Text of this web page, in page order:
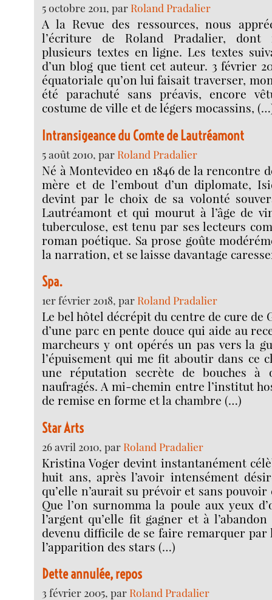
5 octobre 2011, par Roland Pradalier
A la Revue des ressources, nous
l’écriture de Roland Pradalier, dont
plusieurs textes en ligne. Les textes
d’un blog que tient cet auteur. 3 février
équatoriale qu’on lui faisait traverser,
été parachuté sans préavis, encore
costume de ville et de légers mocassins,
Intransigeance du Comte de Lautréamont
5 août 2010, par Roland Pradalier
Né à Montevideo en 1846 de la rencontre
mère et de l’embout d’un diplomate,
devint par le choix de sa volonté
Lautréamont et qui mourut à l’âge de
tuberculose, est tenu par ses lecteurs
roman poétique. Sa prose goûte
la narration, et se laisse davantage
Spa.
1er février 2018, par Roland Pradalier
Le bel hôtel décrépit du centre de cure de
d’une parc en pente douce qui aide au
marcheurs y ont opérés un pas vers la
l’épuisement qui me fit aboutir dans ce
une réputation secrète de bouches à
naufragés. A mi-chemin entre l’institut
de remise en forme et la chambre (…)
Star Arts
26 avril 2010, par Roland Pradalier
Kristina Voger devint instantanément
huit ans, après l’avoir intensément
qu’elle n’aurait su prévoir et sans
Que l’on surnomma la poule aux yeux
l’argent qu’elle fit gagner et à
devenu difficile de se faire remarquer par
l’apparition des stars (…)
Dette annulée, repos
3 février 2005, par Roland Pradalier